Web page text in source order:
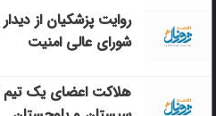
روایت پزشکیان از
شورای عالی امنیت
هلاکت اعضای یک تیم